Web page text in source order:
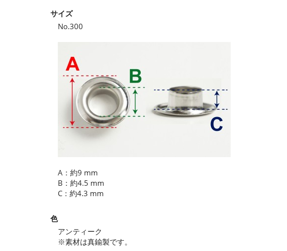
サイズ
No.300
A：約9 mm
B：約4.5 mm
C：約4.3 mm
色
アンティーク
※素材は真鍮製です。